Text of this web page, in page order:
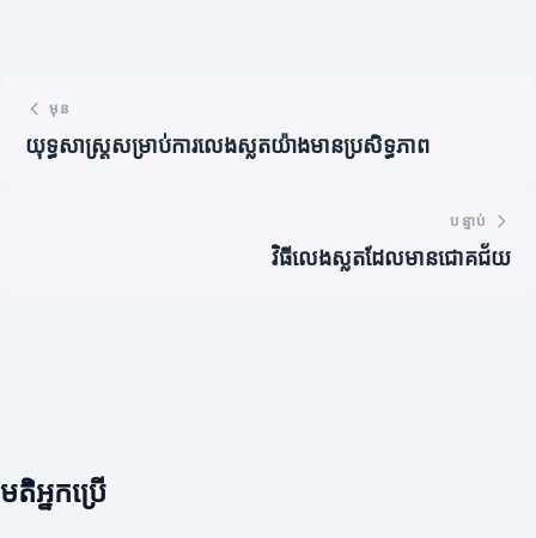
មុន
យុទ្ធសាស្ត្រសម្រាប់ការលេងស្លតយ៉ាងមានប្រសិទ្ធភាព
បន្ទាប់
វិធីលេងស្លតដែលមានជោគជ័យ
មតិអ្នកប្រើ